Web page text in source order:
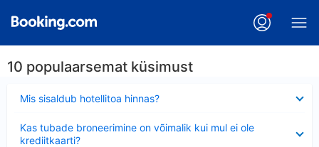
10 populaarsemat küsimust
Mis sisaldub hotellitoa hinnas?
Kas tubade broneerimine on võimalik kui mul ei ole
krediitkaarti?